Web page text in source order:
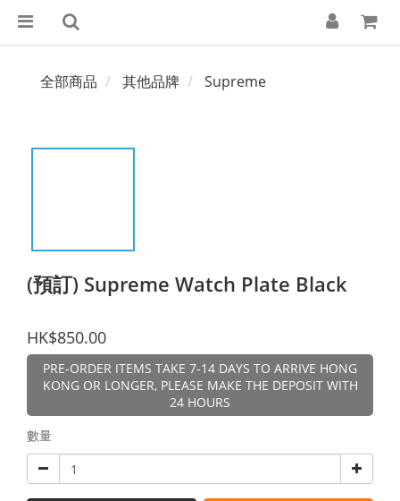
全部商品 其他品牌 Supreme
(預訂) Supreme Watch Plate Black
HK$850.00
PRE-ORDER ITEMS TAKE 7-14 DAYS TO ARRIVE HONG
KONG OR LONGER, PLEASE MAKE THE DEPOSIT WITH
24 HOURS
數量